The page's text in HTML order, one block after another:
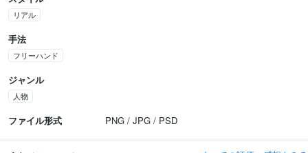
リアル
手法
フリーハンド
ジャンル
人物
ファイル形式 PNG / JPG / PSD